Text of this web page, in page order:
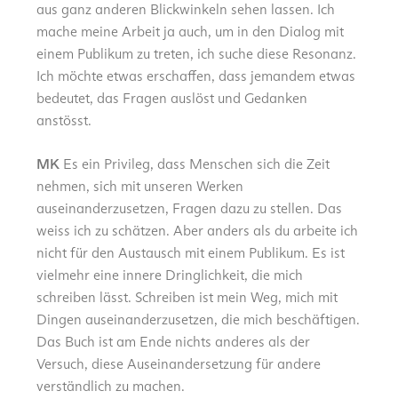
aus ganz anderen Blickwinkeln sehen lassen. Ich
mache meine Arbeit ja auch, um in den Dialog mit
einem Publikum zu treten, ich suche diese Resonanz.
Ich möchte etwas erschaffen, dass jemandem etwas
bedeutet, das Fragen auslöst und Gedanken
anstösst.
MK Es ein Privileg, dass Menschen sich die Zeit
nehmen, sich mit unseren Werken
auseinanderzusetzen, Fragen dazu zu stellen. Das
weiss ich zu schätzen. Aber anders als du arbeite ich
nicht für den Austausch mit einem Publikum. Es ist
vielmehr eine innere Dringlichkeit, die mich
schreiben lässt. Schreiben ist mein Weg, mich mit
Dingen auseinanderzusetzen, die mich beschäftigen.
Das Buch ist am Ende nichts anderes als der
Versuch, diese Auseinandersetzung für andere
verständlich zu machen.